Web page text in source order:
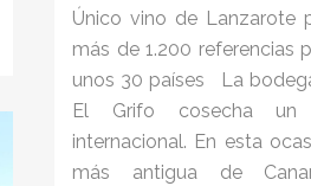
Único vino de Lanzarote
más de 1.200 referencias
unos 30 países La
El Grifo cosecha un
internacional. En esta
más antigua de